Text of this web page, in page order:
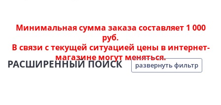
Минимальная сумма заказа составляет 1 000
руб.
В связи с текущей ситуацией цены в интернет-
магазине могут меняться.
РАСШИРЕННЫЙ ПОИСК развернуть фильтр